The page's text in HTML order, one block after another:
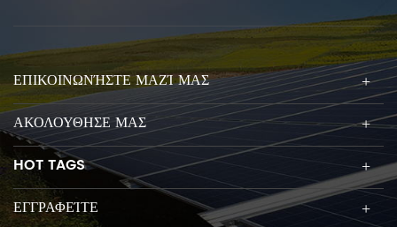
ΕΠΙΚΟΙΝΩΝΉΣΤΕ ΜΑΖΊ ΜΑΣ
ΑΚΟΛΟΥΘΗΣΕ ΜΑΣ
HOT TAGS
ΕΓΓΡΑΦΕΊΤΕ